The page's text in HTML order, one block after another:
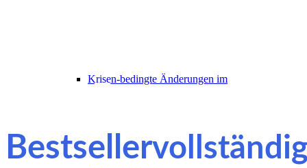
Krisen-bedingte Änderungen im
Bestseller